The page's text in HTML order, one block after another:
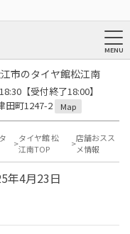
市のタイヤ館松江南
【受付終了18:00】
田町1247-2
Map
タイヤ館 松
江南TOP
店舗おスス
メ情報
年4月23日